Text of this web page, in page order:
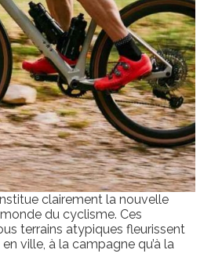
clairement la nouvelle
du cyclisme. Ces
terrains atypiques fleurissent
ville, à la campagne qu’à la